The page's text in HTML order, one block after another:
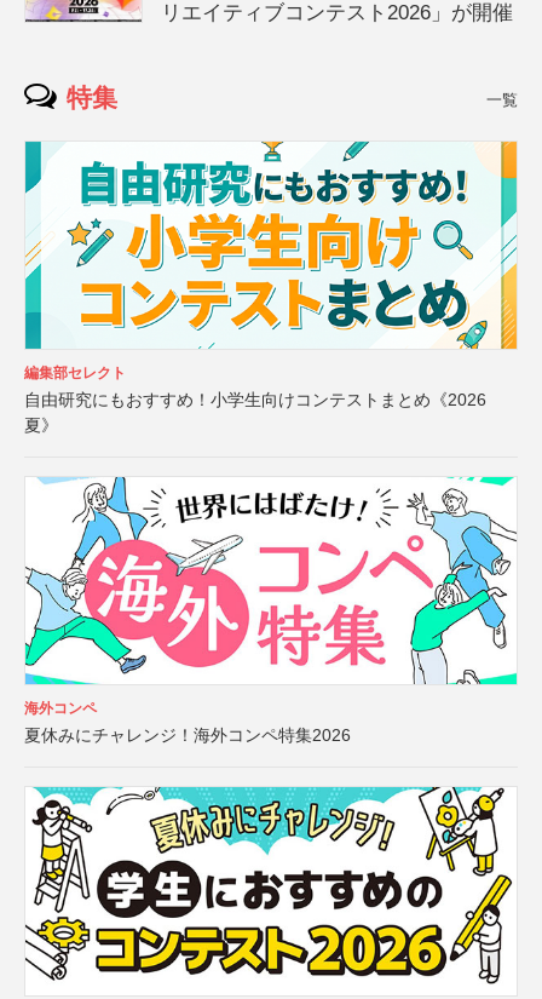
リエイティブコンテスト2026」が開催
特集 一覧
編集部セレクト
自由研究にもおすすめ！小学生向けコンテストまとめ《2026
夏》
海外コンペ
夏休みにチャレンジ！海外コンペ特集2026